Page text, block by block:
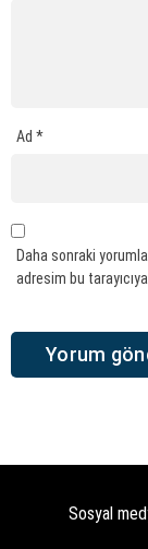
Ad *
Daha sonraki
adresim bu
Sosyal